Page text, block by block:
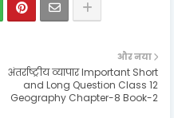
और नया
अंतर्राष्ट्रीय व्यापार Important Short
and Long Question Class 12
Geography Chapter-8 Book-2